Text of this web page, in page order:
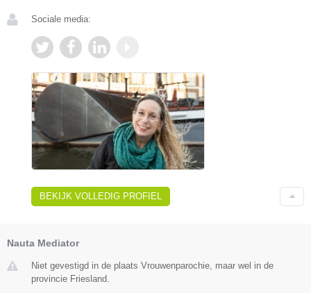
Sociale media:
BEKIJK VOLLEDIG PROFIEL
Nauta Mediator
Niet gevestigd in de plaats Vrouwenparochie, maar wel in de
provincie Friesland.